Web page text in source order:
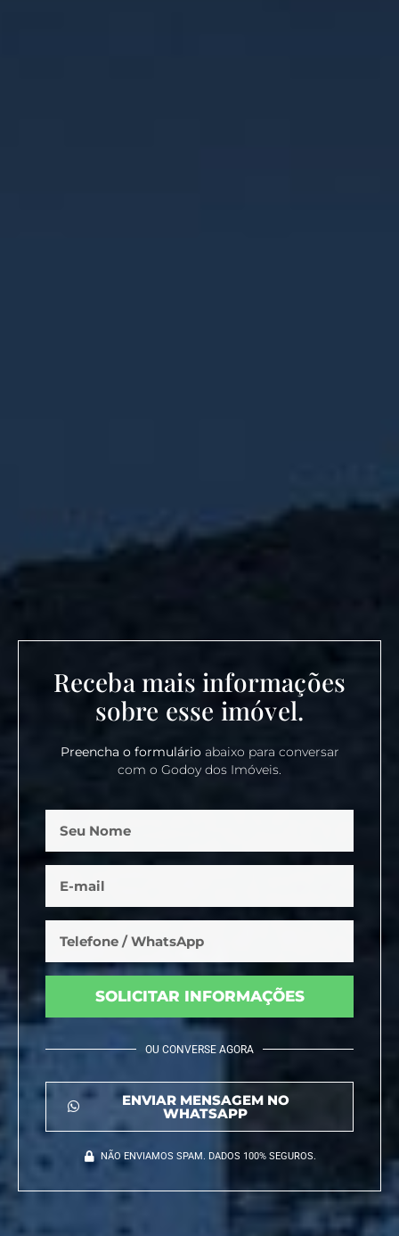
Receba mais informações
sobre esse imóvel.
Preencha o formulárioabaixo para conversar
com o Godoy dos Imóveis.
SOLICITAR INFORMAÇÕES
OU CONVERSE AGORA
ENVIAR MENSAGEM NO
WHATSAPP
NÃO ENVIAMOS SPAM. DADOS 100% SEGUROS.